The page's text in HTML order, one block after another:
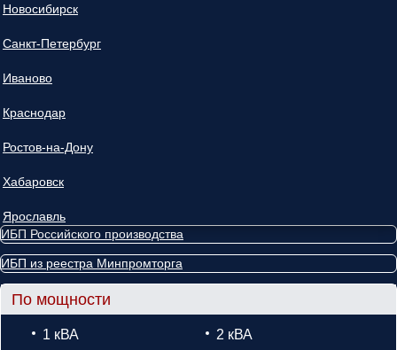
Новосибирск
Санкт-Петербург
Иваново
Краснодар
Ростов-на-Дону
Хабаровск
Ярославль
ИБП Российского производства
ИБП из реестра Минпромторга
По мощности
1 кВА
2 кВА